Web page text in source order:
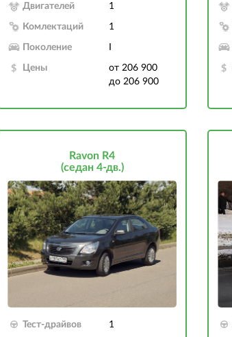
Двигателей 1
Комлектаций 1
Поколение
Цены
от 206 900
до 206 900
Ravon R4
(седан 4-дв.)
Тест-драйвов 1